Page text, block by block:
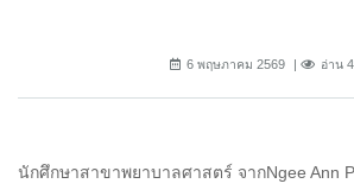
6 พฤษภาคม 2569 อ่าน
นักศึกษาสาขาพยาบาลศาสตร์ จากNgee Ann